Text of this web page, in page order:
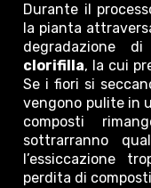
Durante il
la pianta
degradazione
clorifilla, la cui
Se i fiori si
vengono pulite in
composti
sottrarranno
l’essiccazione
perdita di composti